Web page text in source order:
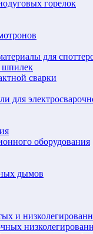
горелок
для
шпилек
сварки
для
оборудования
дымов
и